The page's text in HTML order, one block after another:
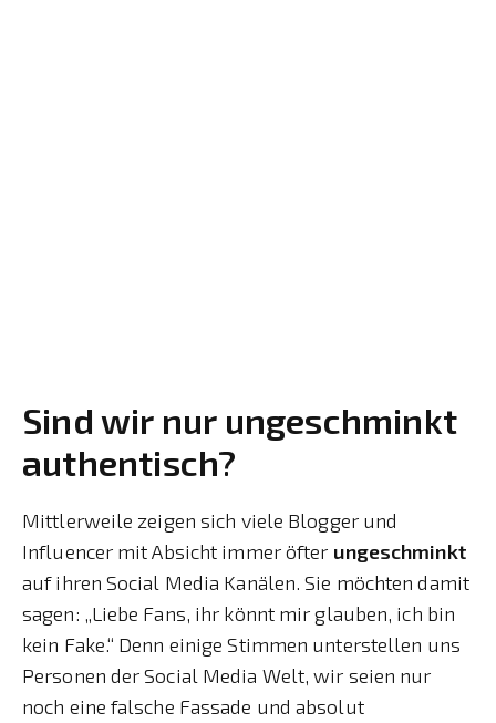
Sind wir nur ungeschminkt
authentisch?
Mittlerweile zeigen sich viele Blogger und
Influencer mit Absicht immer öfter ungeschminkt
auf ihren Social Media Kanälen. Sie möchten damit
sagen: „Liebe Fans, ihr könnt mir glauben, ich bin
kein Fake.“ Denn einige Stimmen unterstellen uns
Personen der Social Media Welt, wir seien nur
noch eine falsche Fassade und absolut